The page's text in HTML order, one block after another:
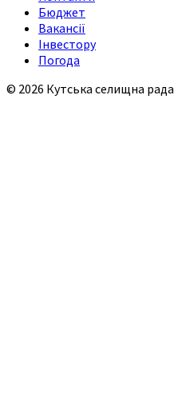
Бюджет
Вакансії
Інвестору
Погода
© 2026 Кутська селищна рада